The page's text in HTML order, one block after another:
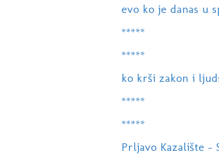
evo ko je danas u
*****
*****
ko krši zakon i
*****
*****
Prljavo Kazalište -